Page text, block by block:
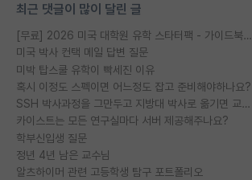
최근 댓글이 많이 달린 글
[무료] 2026 미국 대학원 유학 스타터팩 - 가이드북 & 합격자 컨택메일 템플릿
미국 박사 컨택 메일 답변 질문
미박 탑스쿨 유학이 빡세진 이유
혹시 이정도 스펙이면 어느정도 잡고 준비해야하나요?
SSH 박사과정을 그만두고 지방대 박사로 옮기면 교수의 꿈은 끝일까요?
카이스트는 모든 연구실마다 서버 제공해주나요?
학부신입생 질문
정년 4년 남은 교수님
알츠하이머 관련 고등학생 탐구 포트폴리오